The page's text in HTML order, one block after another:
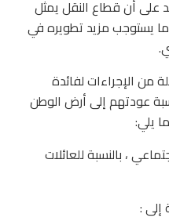
على أن قطاع النقل يمثل
ما يستوجب مزيد تطويره في
من الإجراءات لفائدة
عودتهم إلى أرض الوطن
، بالنسبة للعائلات
: